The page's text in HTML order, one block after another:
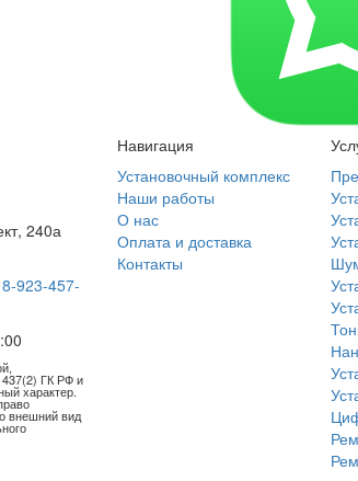
240а
8-923-457-
ГК РФ и
характер.
внешний вид
Навигация
Установочный комплекс
Наши работы
О нас
Оплата и доставка
Контакты